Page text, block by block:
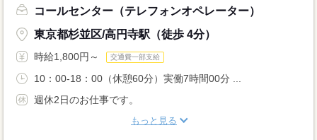
コールセンター（テレフォンオペレーター）
東京都杉並区/高円寺駅（徒歩 4分）
時給1,800円～ 交通費一部支給
10：00-18：00（休憩60分）実働7時間00分 ...
週休2日のお仕事です。
もっと見る